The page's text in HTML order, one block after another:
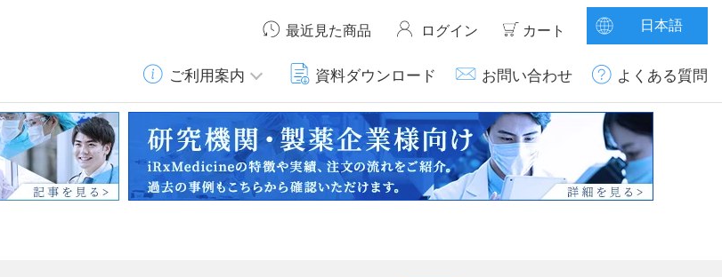
最近見た商品 ログイン カート 日本語
ご利用案内 資料ダウンロード お問い合わせ よくある質問